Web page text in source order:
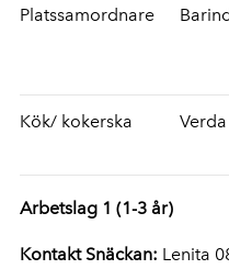
Platssamordnare
Kök/ kokerska Verda
Arbetslag 1 (1-3 år)
Kontakt Snäckan: Lenita